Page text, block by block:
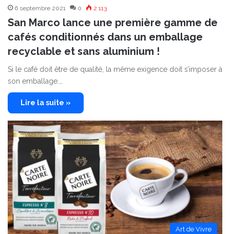
6 septembre 2021 0 2 113
San Marco lance une première gamme de
cafés conditionnés dans un emballage
recyclable et sans aluminium !
Si le café doit être de qualité, la même exigence doit s’imposer à
son emballage.…
Lire la suite »
Art de Vivre